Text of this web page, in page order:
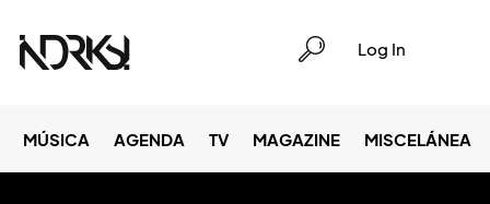
Log In
MÚSICA AGENDA TV MAGAZINE MISCELÁNEA